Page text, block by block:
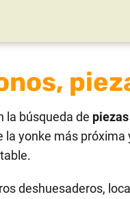
la búsqueda de
la yonke más
deshuesaderos,